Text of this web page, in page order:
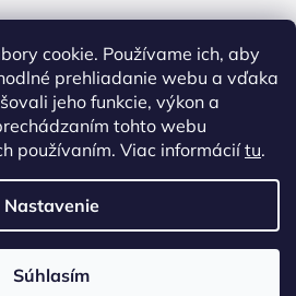
cookie. Používame ich, aby
prehliadanie webu a vďaka
jeho funkcie, výkon a
tohto webu
používaním. Viac informáciítu.
Nastavenie
Súhlasím
URNY. Všetky práva vyhradené.
nastavenie cookies